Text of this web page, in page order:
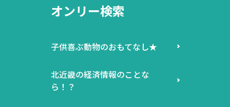
オンリー検索
子供喜ぶ動物のおもてなし★
北近畿の経済情報のことな
ら！？